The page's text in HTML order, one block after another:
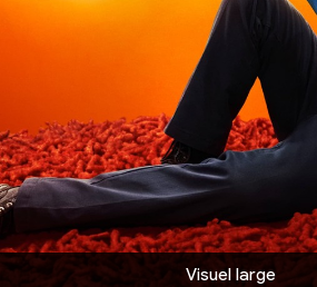
Visuel large